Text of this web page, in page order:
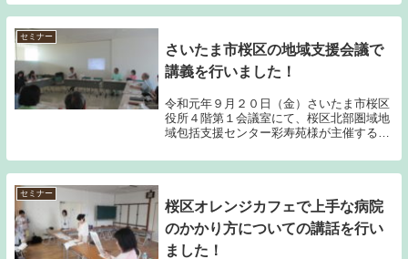
だきました。生徒の皆さんはとても集中し
て聞いており、非常に関心の高い内容であ
セミナー
さいたま市桜区の地域支援会議で
講義を行いました！
令和元年９月２０日（金）さいたま市桜区
役所４階第１会議室にて、桜区北部圏域地
域包括支援センター彩寿苑様が主催する地
する法的制度等」についての講義を行わせ
ていただきました。参加された方は、彩寿
セミナー
桜区オレンジカフェで上手な病院
のかかり方についての講話を行い
ました！